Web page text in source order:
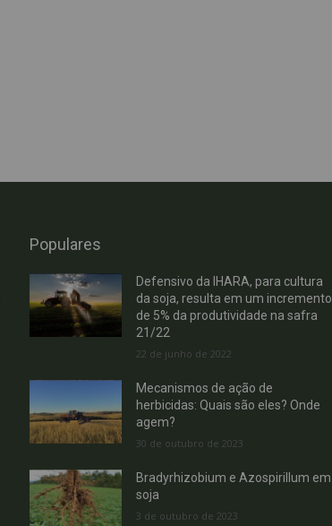
Populares
Defensivo da IHARA, para cultura
da soja, resulta em um incremento
de 5% da produtividade na safra
21/22
22 de junho de 2022
Mecanismos de ação de
herbicidas: Quais são eles? Onde
agem?
30 de outubro de 2023
Bradyrhizobium e Azospirillum em
soja
3 de outubro de 2023